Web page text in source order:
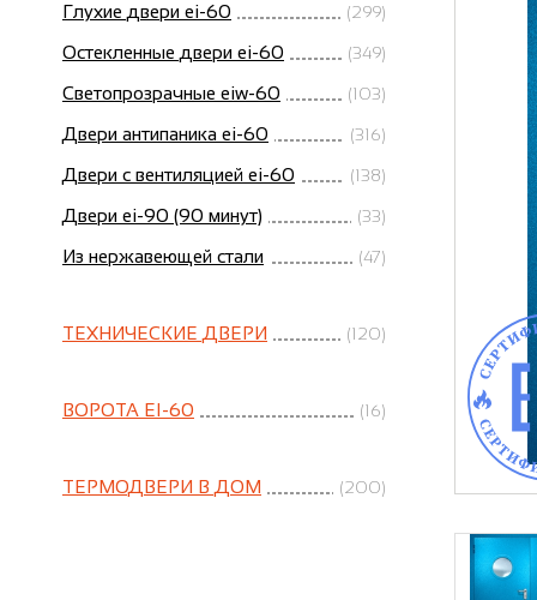
Глухие двери ei-60 (299)
Остекленные двери ei-60 (349)
Светопрозрачные eiw-60 (103)
Двери антипаника ei-60 (316)
Двери с вентиляцией ei-60 (138)
Двери ei-90 (90 минут) (33)
Из нержавеющей стали (47)
ТЕХНИЧЕСКИЕ ДВЕРИ (120)
ВОРОТА EI-60 (16)
ТЕРМОДВЕРИ В ДОМ (200)